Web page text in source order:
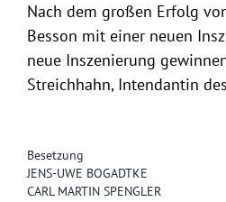
Besetzung
JENS-UWE BOGADTKE
CARL MARTIN SPENGLER
Nach dem großen Erfolg
Besson mit einer neuen
neue Inszenierung
Streichhahn, Intendantin